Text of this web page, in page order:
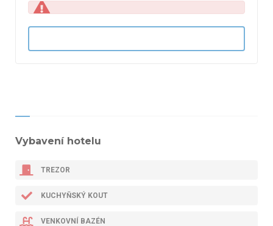
Vybavení hotelu
TREZOR
KUCHYŇSKÝ KOUT
VENKOVNÍ BAZÉN